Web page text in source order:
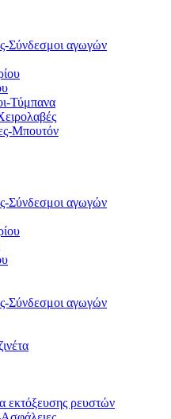
Σύνδεσμοι αγωγών
Τύμπανα
Μπουτόν
Σύνδεσμοι αγωγών
Σύνδεσμοι αγωγών
ρευστών